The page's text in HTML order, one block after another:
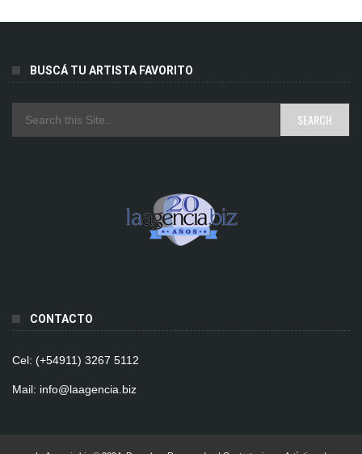
BUSCÁ TU ARTISTA FAVORITO
CONTACTO
Cel: (+54911) 3267 5112
Mail: info@laagencia.biz